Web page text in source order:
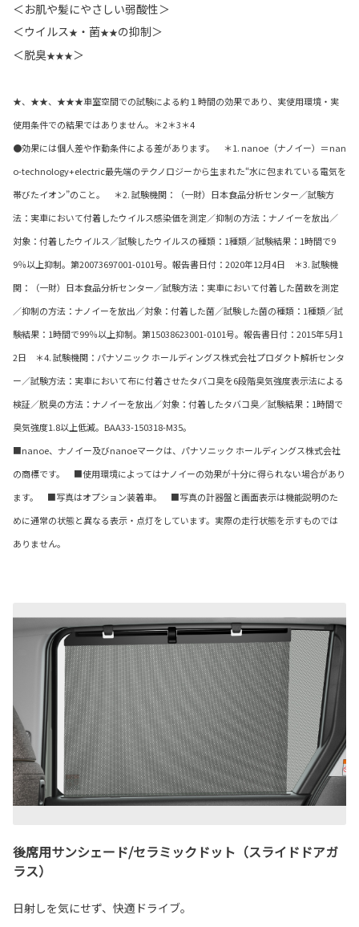
＜お肌や髪にやさしい弱酸性＞
＜ウイルス★ ・菌★★の抑制＞
＜脱臭★★★＞
★、★★、★★★車室空間での試験による約１時間の効果であり、実使用環境・実
使用条件での結果ではありません。＊2＊3＊4
●効果には個人差や作動条件による差があります。 ＊1. nanoe（ナノイー）＝nan
o-technology+electric最先端のテクノロジーから生まれた“水に包まれている電気を
帯びたイオン”のこと。 ＊2. 試験機関：（一財）日本食品分析センター／試験方
法：実車において付着したウイルス感染価を測定／抑制の方法：ナノイーを放出／
対象：付着したウイルス／試験したウイルスの種類：1種類／試験結果：1時間で9
9％以上抑制。第20073697001-0101号。報告書日付：2020年12月4日 ＊3. 試験機
関：（一財）日本食品分析センター／試験方法：実車において付着した菌数を測定
／抑制の方法：ナノイーを放出／対象：付着した菌／試験した菌の種類：1種類／試
験結果：1時間で99％以上抑制。第15038623001-0101号。報告書日付：2015年5月1
2日 ＊4. 試験機関：パナソニック ホールディングス株式会社プロダクト解析センタ
ー／試験方法：実車において布に付着させたタバコ臭を6段階臭気強度表示法による
検証／脱臭の方法：ナノイーを放出／対象：付着したタバコ臭／試験結果：1時間で
臭気強度1.8以上低減。BAA33-150318-M35。
■nanoe、ナノイー及びnanoeマークは、パナソニック ホールディングス株式会社
の商標です。 ■使用環境によってはナノイーの効果が十分に得られない場合があり
ます。 ■写真はオプション装着車。 ■写真の計器盤と画面表示は機能説明のた
めに通常の状態と異なる表示・点灯をしています。実際の走行状態を示すものでは
ありません。
後席用サンシェード/セラミックドット（スライドドアガ
ラス）
日射しを気にせず、快適ドライブ。